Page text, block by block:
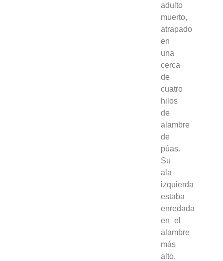
adulto
muerto,
atrapado
en
una
cerca
de
cuatro
hilos
de
alambre
de
púas.
Su
ala
izquierda
estaba
enredada
en el
alambre
más
alto,